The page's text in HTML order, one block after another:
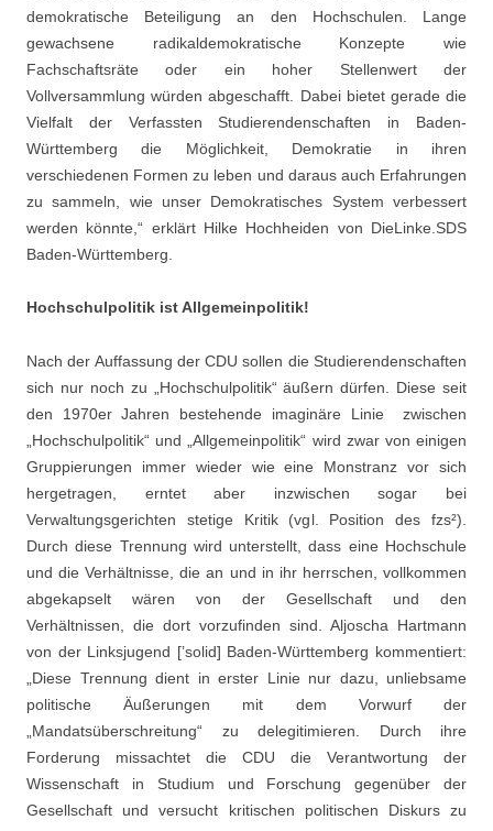
demokratische Beteiligung an den Hochschulen. Lange
gewachsene radikaldemokratische Konzepte wie
Fachschaftsräte oder ein hoher Stellenwert der
Vollversammlung würden abgeschafft. Dabei bietet gerade die
Vielfalt der Verfassten Studierendenschaften in Baden-
Württemberg die Möglichkeit, Demokratie in ihren
verschiedenen Formen zu leben und daraus auch Erfahrungen
zu sammeln, wie unser Demokratisches System verbessert
werden könnte,“ erklärt Hilke Hochheiden von DieLinke.SDS
Baden-Württemberg.
Hochschulpolitik ist Allgemeinpolitik!
Nach der Auffassung der CDU sollen die Studierendenschaften
sich nur noch zu „Hochschulpolitik“ äußern dürfen. Diese seit
den 1970er Jahren bestehende imaginäre Linie zwischen
„Hochschulpolitik“ und „Allgemeinpolitik“ wird zwar von einigen
Gruppierungen immer wieder wie eine Monstranz vor sich
hergetragen, erntet aber inzwischen sogar bei
Verwaltungsgerichten stetige Kritik (vgl. Position des fzs²).
Durch diese Trennung wird unterstellt, dass eine Hochschule
und die Verhältnisse, die an und in ihr herrschen, vollkommen
abgekapselt wären von der Gesellschaft und den
Verhältnissen, die dort vorzufinden sind. Aljoscha Hartmann
von der Linksjugend [’solid] Baden-Württemberg kommentiert:
„Diese Trennung dient in erster Linie nur dazu, unliebsame
politische Äußerungen mit dem Vorwurf der
„Mandatsüberschreitung“ zu delegitimieren. Durch ihre
Forderung missachtet die CDU die Verantwortung der
Wissenschaft in Studium und Forschung gegenüber der
Gesellschaft und versucht kritischen politischen Diskurs zu